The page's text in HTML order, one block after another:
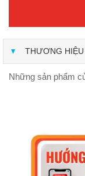
THƯƠNG HIỆU
Những sản phẩm